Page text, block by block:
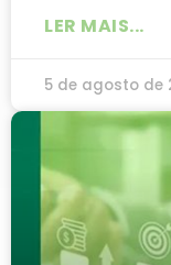
LER MAIS...
5 de agosto de